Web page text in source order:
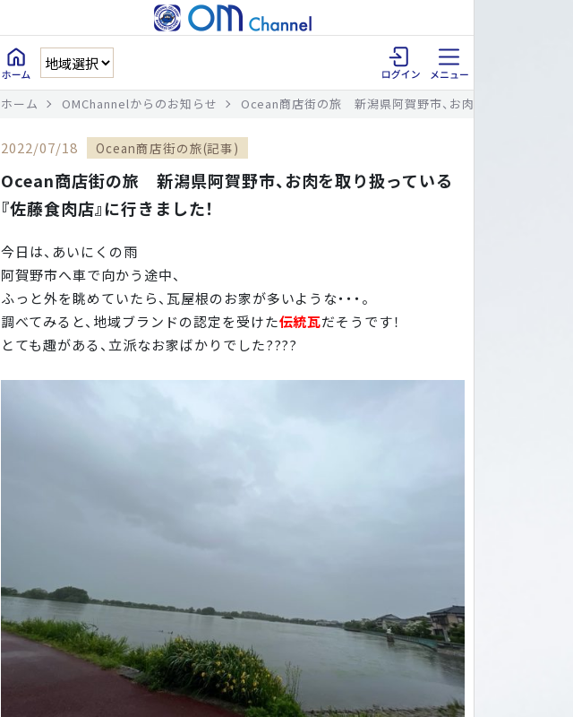
ホーム OMChannelからのお知らせ Ocean商店街の旅 新潟県阿賀野市、お肉を取り扱っている
2022/07/18 Ocean商店街の旅(記事)
Ocean商店街の旅 新潟県阿賀野市、お肉を取り扱っている
『佐藤食肉店』に行きました！
今日は、あいにくの雨
阿賀野市へ車で向かう途中、
ふっと外を眺めていたら、瓦屋根のお家が多いような・・・。
調べてみると、地域ブランドの認定を受けた伝統瓦だそうです！
とても趣がある、立派なお家ばかりでした????